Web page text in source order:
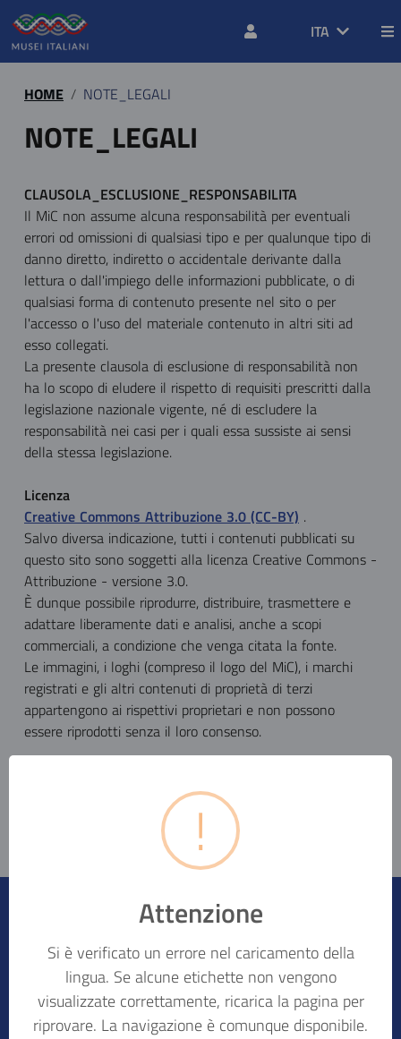
ITA
HOME NOTE_LEGALI
NOTE_LEGALI
CLAUSOLA_ESCLUSIONE_RESPONSABILITA
Il MiC non assume alcuna responsabilità per eventuali
errori od omissioni di qualsiasi tipo e per qualunque tipo di
danno diretto, indiretto o accidentale derivante dalla
lettura o dall'impiego delle informazioni pubblicate, o di
qualsiasi forma di contenuto presente nel sito o per
l'accesso o l'uso del materiale contenuto in altri siti ad
esso collegati.
La presente clausola di esclusione di responsabilità non
ha lo scopo di eludere il rispetto di requisiti prescritti dalla
legislazione nazionale vigente, né di escludere la
responsabilità nei casi per i quali essa sussiste ai sensi
della stessa legislazione.
Licenza
Creative Commons Attribuzione 3.0 (CC-BY) .
Salvo diversa indicazione, tutti i contenuti pubblicati su
questo sito sono soggetti alla licenza Creative Commons -
Attribuzione - versione 3.0.
È dunque possibile riprodurre, distribuire, trasmettere e
adattare liberamente dati e analisi, anche a scopi
commerciali, a condizione che venga citata la fonte.
Le immagini, i loghi (compreso il logo del MiC), i marchi
registrati e gli altri contenuti di proprietà di terzi
appartengono ai rispettivi proprietari e non possono
essere riprodotti senza il loro consenso.
collegamenti ipertestuali verso le pagine di questo sito.
AREA_ISTITUTI
!
Attenzione
Si è verificato un errore nel caricamento della
lingua. Se alcune etichette non vengono
visualizzate correttamente, ricarica la pagina per
riprovare. La navigazione è comunque disponibile.